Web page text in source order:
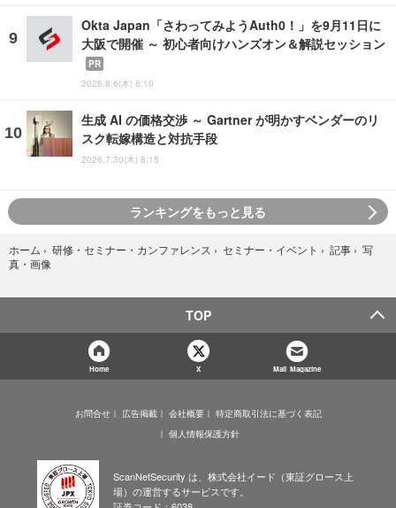
Okta Japan「さわってみようAuth0！」を9月11日に
大阪で開催 ～ 初心者向けハンズオン＆解説セッション
PR
2026.8.6(木) 8:10
生成 AI の価格交渉 ～ Gartner が明かすベンダーのリ
スク転嫁構造と対抗手段
2026.7.30(木) 8:15
ランキングをもっと見る
ホーム › 研修・セミナー・カンファレンス › セミナー・イベント › 記事 › 写
真・画像
TOP
Home X Mail Magazine
お問合せ 広告掲載 会社概要
特定商取引法に基づく表記
個人情報保護方針
ScanNetSecurity は、株式会社イード（東証グロース上
場）の運営するサービスです。